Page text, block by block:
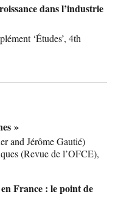
dans l’industrie
‘Études’, 4th
»
and Jérôme Gautié)
(Revue de l’OFCE),
France : le point de